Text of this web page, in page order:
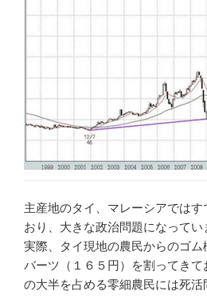
主産地のタイ、マレーシアでは
おり、大きな政治問題になってい
実際、タイ現地の農民からのゴム
バーツ（１６５円）を割ってき
の大半を占める零細農民には死活